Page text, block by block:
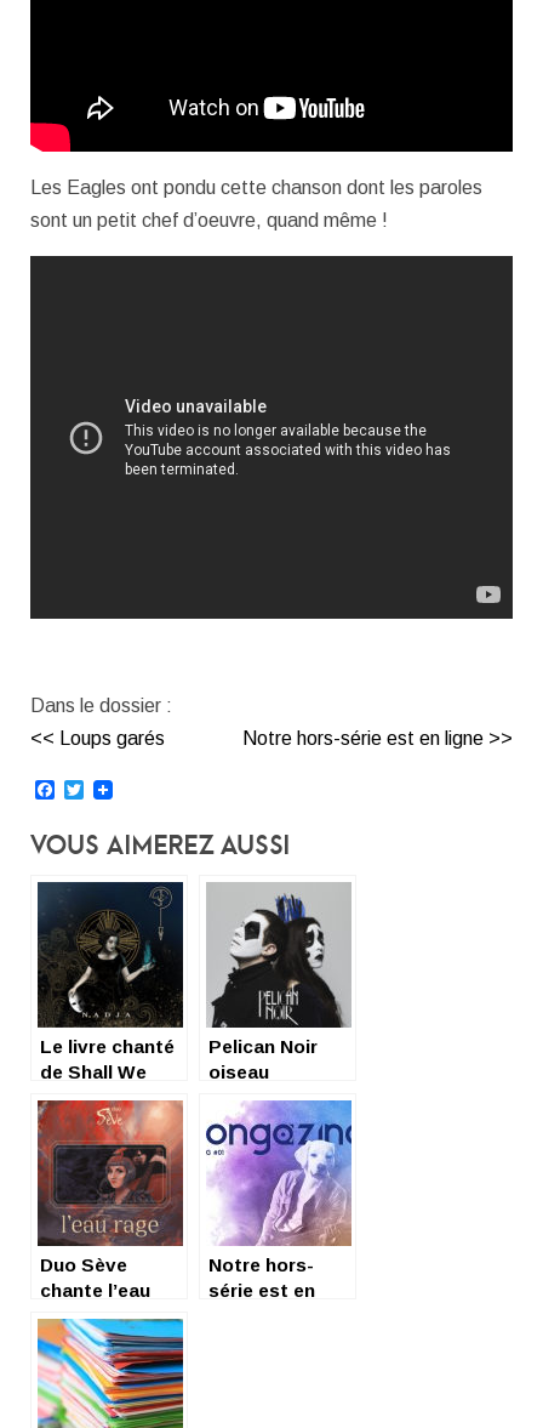
Les Eagles ont pondu cette chanson dont les paroles
sont un petit chef d’oeuvre, quand même !
Dans le dossier :
<< Loups garés
Notre hors-série est en ligne >>
Facebook
Twitter
Vous Aimerez Aussi
Le livre chanté
de Shall We
Fall, Nadja 8
titres
surréalistes
Pelican Noir
oiseau
poétique EP +
ITW du duo
Duo Sève
chante l’eau
rage : oh, des
espoirs !
Notre hors-
série est en